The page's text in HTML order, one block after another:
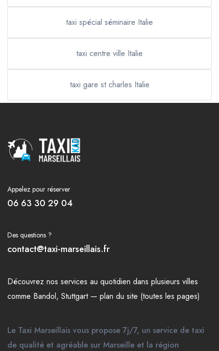
taxi spécial séminaire Italie
taxi centre ville Italie
taxi gare st charles Italie
Appelez pour réserver
06 63 30 29 04
Des questions ?
contact@taxi-marseillais.fr
Découvrez nos services au quotidien dans plusieurs villes
comme Bandol, Stuttgart— plan du site (toutes les pages)
Le Taxi Marseillais vous propose 7j/7, un service de taxi
de qualité et agréable sur Marseille et la région